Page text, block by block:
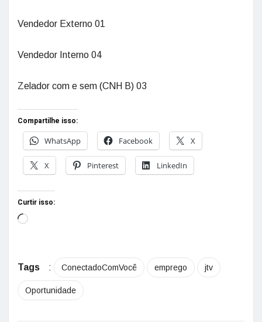
Vendedor Externo 01
Vendedor Interno 04
Zelador com e sem (CNH B) 03
Compartilhe isso:
WhatsApp
Facebook X
X Pinterest LinkedIn
Curtir isso:
Tags : ConectadoComVocê emprego jtv
Oportunidade